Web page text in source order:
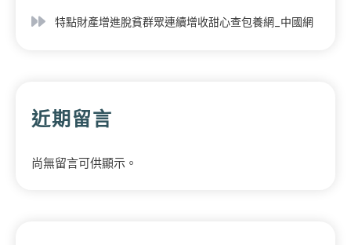
特點財產增進脫貧群眾連續增收甜心查包養網_中國網
近期留言
尚無留言可供顯示。